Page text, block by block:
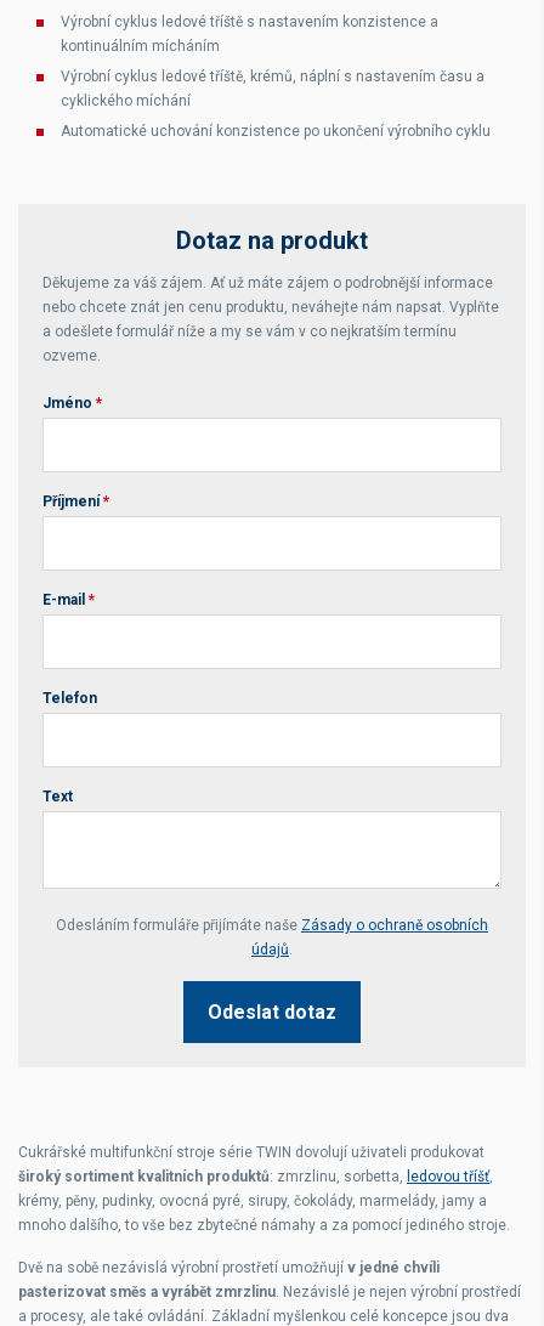
Výrobní cyklus ledové tříště s nastavením konzistence a
kontinuálním mícháním
Výrobní cyklus ledové tříště, krémů, náplní s nastavením času a
cyklického míchání
Automatické uchování konzistence po ukončení výrobního cyklu
Dotaz na produkt
Děkujeme za váš zájem. Ať už máte zájem o podrobnější informace
nebo chcete znát jen cenu produktu, neváhejte nám napsat. Vyplňte
a odešlete formulář níže a my se vám v co nejkratším termínu
ozveme.
Jméno *
Příjmení *
E-mail *
Telefon
Text
Your website *
Odesláním formuláře přijímáte naše Zásady o ochraně osobních
údajů.
Odeslat dotaz
Cukrářské multifunkční stroje série TWIN dovolují uživateli produkovat
široký sortiment kvalitních produktů: zmrzlinu, sorbetta, ledovou tříšť,
krémy, pěny, pudinky, ovocná pyré, sirupy, čokolády, marmelády, jamy a
mnoho dalšího, to vše bez zbytečné námahy a za pomocí jediného stroje.
Dvě na sobě nezávislá výrobní prostřetí umožňují v jedné chvíli
pasterizovat směs a vyrábět zmrzlinu. Nezávislé je nejen výrobní prostředí
a procesy, ale také ovládání. Základní myšlenkou celé koncepce jsou dva